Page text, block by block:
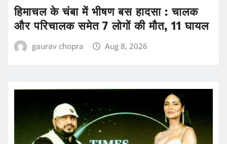
हिमाचल के चंबा में भीषण बस हादसा : चालक
और परिचालक समेत 7 लोगों की मौत, 11 घायल
gaurav chopra Aug 8, 2026